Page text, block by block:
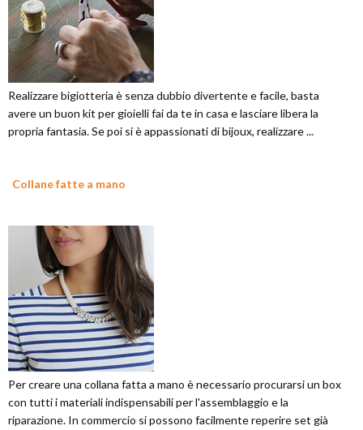
Realizzare bigiotteria è senza dubbio divertente e facile, basta
avere un buon kit per gioielli fai da te in casa e lasciare libera la
propria fantasia. Se poi si è appassionati di bijoux, realizzare ...
Collane fatte a mano
Per creare una collana fatta a mano è necessario procurarsi un box
con tutti i materiali indispensabili per l'assemblaggio e la
riparazione. In commercio si possono facilmente reperire set già